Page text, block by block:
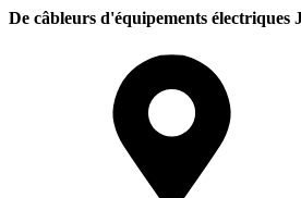
De câbleurs d'équipements électriques